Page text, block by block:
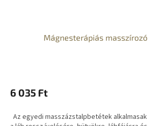
Mágnesterápiás
6 035 Ft
Az egyedi masszázstalpbetétek